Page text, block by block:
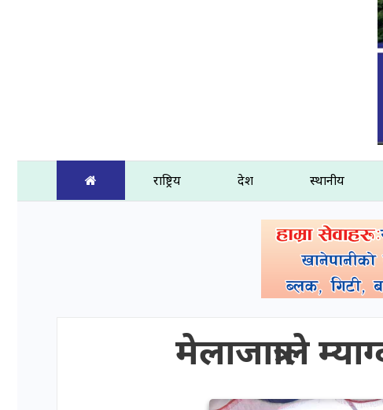
राष्ट्रिय प्रदेश स्थानीय
मेलाजात्राले